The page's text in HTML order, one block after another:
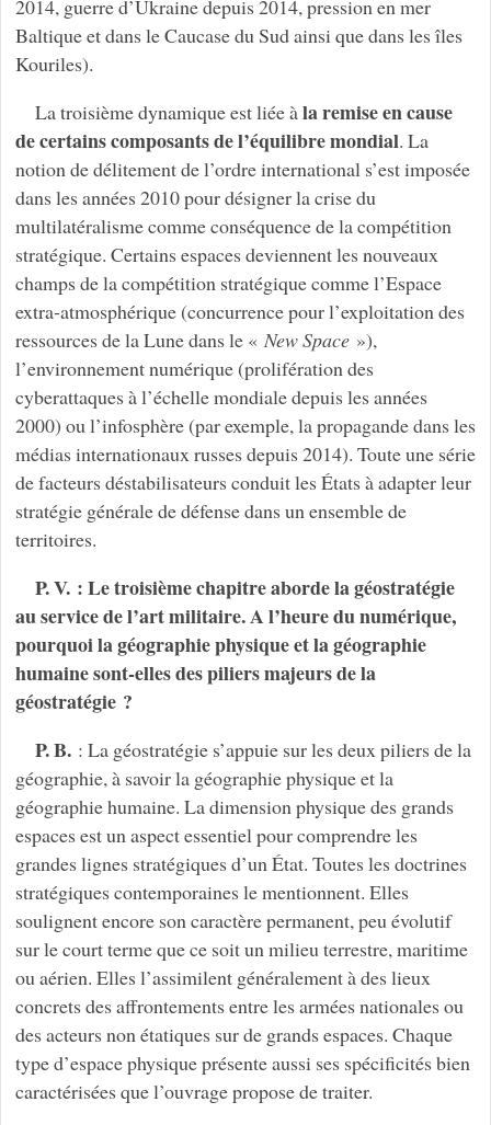
2014, guerre d’Ukraine depuis 2014, pression en mer
Baltique et dans le Caucase du Sud ainsi que dans les îles
Kouriles).
La troisième dynamique est liée àla remise en cause
de certains composants de l’équilibre mondial. La
notion de délitement de l’ordre international s’est imposée
dans les années 2010 pour désigner la crise du
multilatéralisme comme conséquence de la compétition
stratégique. Certains espaces deviennent les nouveaux
champs de la compétition stratégique comme l’Espace
extra-atmosphérique (concurrence pour l’exploitation des
ressources de la Lune dans le « New Space»),
l’environnement numérique (prolifération des
cyberattaques à l’échelle mondiale depuis les années
2000) ou l’infosphère (par exemple, la propagande dans les
médias internationaux russes depuis 2014). Toute une série
de facteurs déstabilisateurs conduit les États à adapter leur
stratégie générale de défense dans un ensemble de
territoires.
P. V. : Le troisième chapitre aborde la géostratégie
au service de l’art militaire. A l’heure du numérique,
pourquoi la géographie physique et la géographie
humaine sont-elles des piliers majeurs de la
géostratégie ?
P. B.: La géostratégie s’appuie sur les deux piliers de la
géographie, à savoir la géographie physique et la
géographie humaine. La dimension physique des grands
espaces est un aspect essentiel pour comprendre les
grandes lignes stratégiques d’un État. Toutes les doctrines
stratégiques contemporaines le mentionnent. Elles
soulignent encore son caractère permanent, peu évolutif
sur le court terme que ce soit un milieu terrestre, maritime
ou aérien. Elles l’assimilent généralement à des lieux
concrets des affrontements entre les armées nationales ou
des acteurs non étatiques sur de grands espaces. Chaque
type d’espace physique présente aussi ses spécificités bien
caractérisées que l’ouvrage propose de traiter.